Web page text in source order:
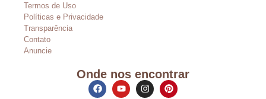
Termos de Uso
Políticas e Privacidade
Transparência
Contato
Anuncie
Onde nos encontrar